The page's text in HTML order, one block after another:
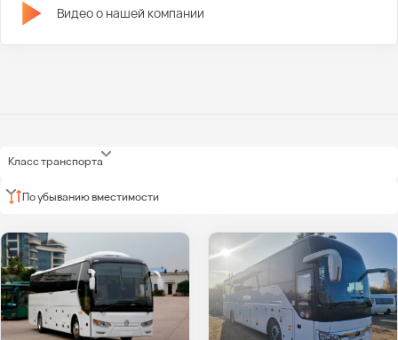
Видео о нашей компании
Класс транспорта
По убыванию вместимости